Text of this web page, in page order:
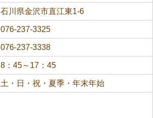
石川県金沢市直江東1-6
076-237-3325
076-237-3338
8：45～17：45
土・日・祝・夏季・年末年始